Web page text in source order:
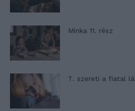
Minka 11. rész
T. szereti a fiatal